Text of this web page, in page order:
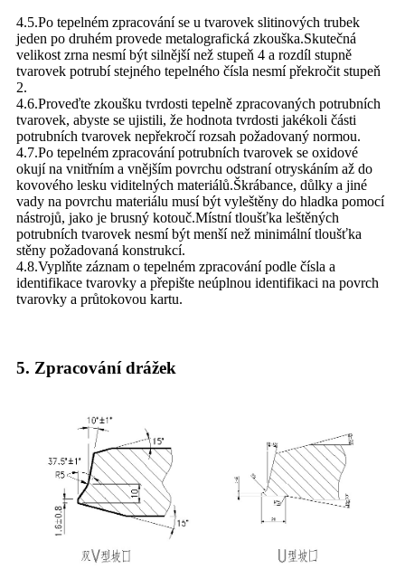
4.5.Po tepelném zpracování se u tvarovek slitinových trubek
jeden po druhém provede metalografická zkouška.Skutečná
velikost zrna nesmí být silnější než stupeň 4 a rozdíl stupně
tvarovek potrubí stejného tepelného čísla nesmí překročit stupeň
2.
4.6.Proveďte zkoušku tvrdosti tepelně zpracovaných potrubních
tvarovek, abyste se ujistili, že hodnota tvrdosti jakékoli části
potrubních tvarovek nepřekročí rozsah požadovaný normou.
4.7.Po tepelném zpracování potrubních tvarovek se oxidové
okují na vnitřním a vnějším povrchu odstraní otryskáním až do
kovového lesku viditelných materiálů.Škrábance, důlky a jiné
vady na povrchu materiálu musí být vyleštěny do hladka pomocí
nástrojů, jako je brusný kotouč.Místní tloušťka leštěných
potrubních tvarovek nesmí být menší než minimální tloušťka
stěny požadovaná konstrukcí.
4.8.Vyplňte záznam o tepelném zpracování podle čísla a
identifikace tvarovky a přepište neúplnou identifikaci na povrch
tvarovky a průtokovou kartu.
5. Zpracování drážek